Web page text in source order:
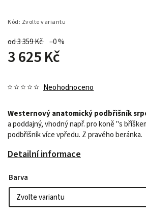
Kód: Zvolte variantu
od 3 359 Kč –0 %
3 625 Kč
Neohodnoceno
Westernový anatomický podbřišník
a poddajný, vhodný např. pro koně "s
podbřišník více vpředu. Z pravého beránka.
Detailní informace
Barva